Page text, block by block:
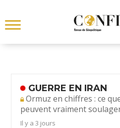
GUERRE EN IRAN
Ormuz en chiffres : ce
peuvent vraiment
Il y a 3 jours